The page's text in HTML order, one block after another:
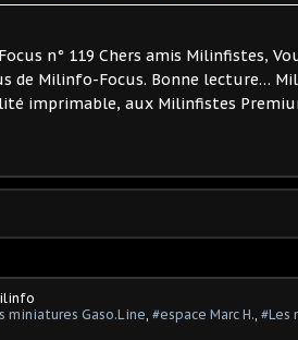
n° 119 Chers amis Milinfistes,
de Milinfo-Focus. Bonne lecture…
imprimable, aux Milinfistes
miniatures Gaso.Line, #espace Marc H., #Les